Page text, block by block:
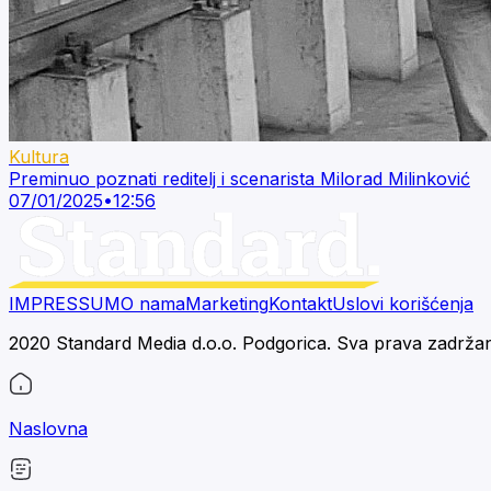
Kultura
Preminuo poznati reditelj i scenarista Milorad Milinković
07/01/2025•12:56
IMPRESSUMO namaMarketingKontaktUslovi korišćenja
2020 Standard Media d.o.o. Podgorica. Sva prava
Naslovna